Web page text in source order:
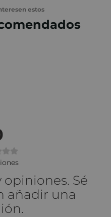
estos
opiniones. Sé
añadir una